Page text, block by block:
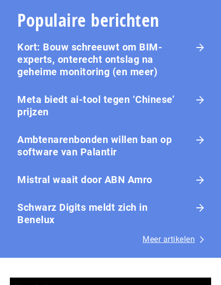
Populaire berichten
Kort: Bouw schreeuwt om BIM-
experts, onterecht ontslag na
geheime monitoring (en meer)
Meta biedt ai-tool tegen ‘Chinese’
prijzen
Ambtenarenbonden willen ban op
software van Palantir
Mistral waait door ABN Amro
Schwarz Digits meldt zich in
Benelux
Meer artikelen